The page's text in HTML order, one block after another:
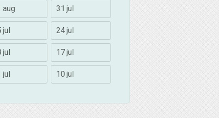
aug 31 jul
jul 24 jul
jul 17 jul
jul 10 jul